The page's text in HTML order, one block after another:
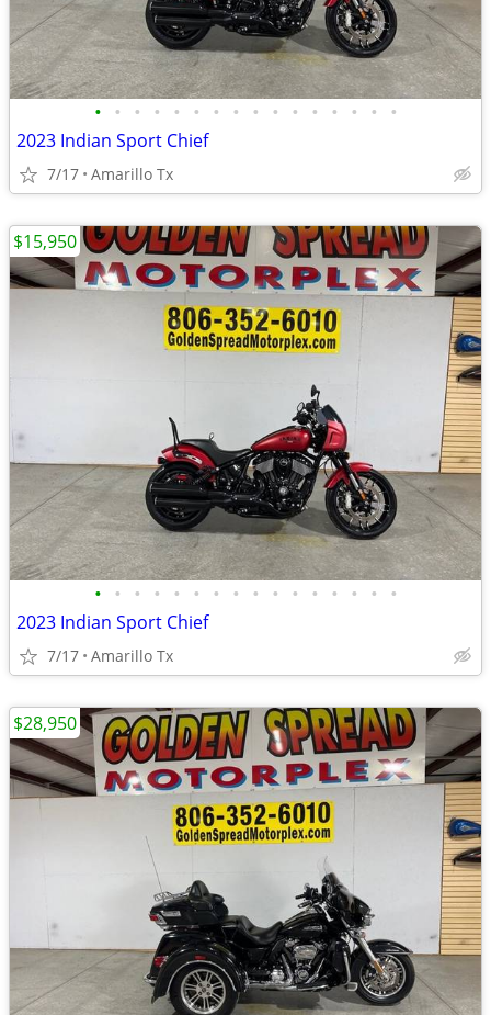
• • • • • • • • • • • • • • • •
2023 Indian Sport Chief
7/17 Amarillo Tx
• • • • • • • • • • • • • • • •
2023 Indian Sport Chief
7/17 Amarillo Tx
$15,950
$28,950